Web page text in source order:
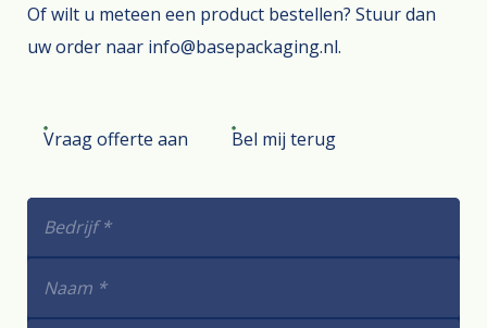
Of wilt u meteen een product bestellen? Stuur dan
uw order naar info@basepackaging.nl.
Vraag offerte aan Bel mij terug